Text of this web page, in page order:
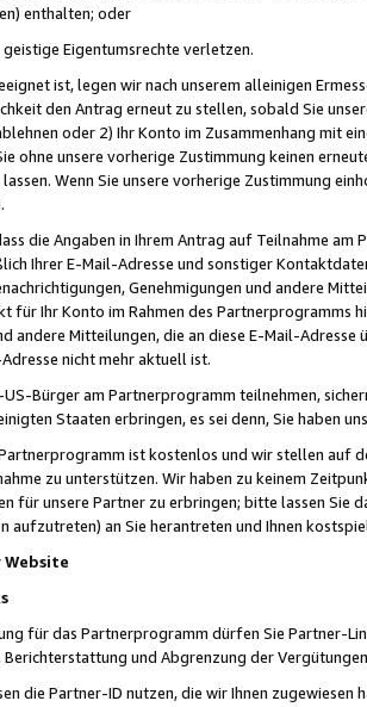
enthalten; oder
Eigentumsrechte verletzen.
ist, legen wir nach unserem alleinigen
den Antrag erneut zu stellen, sobald Sie
oder 2) Ihr Konto im Zusammenhang mit
ohne unsere vorherige Zustimmung keinen
Wenn Sie unsere vorherige Zustimmung
die Angaben in Ihrem Antrag auf Teilnahme
Ihrer E-Mail-Adresse und sonstiger
Genehmigungen und andere
für Ihr Konto im Rahmen des Partnerprogramms
andere Mitteilungen, die an diese E-Mail-
nicht mehr aktuell ist.
US-Bürger am Partnerprogramm teilnehmen,
Staaten erbringen, es sei denn, Sie haben
ist kostenlos und wir stellen auf
zu unterstützen. Wir haben zu keinem
für unsere Partner zu erbringen; bitte lassen Sie
aufzutreten) an Sie herantreten und Ihnen
Website
für das Partnerprogramm dürfen Sie Partner-
und Abgrenzung der
die Partner-ID nutzen, die wir Ihnen zugewiesen